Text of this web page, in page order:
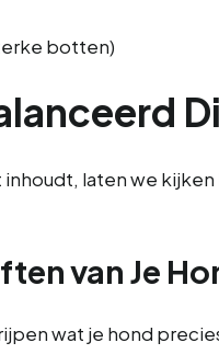
botten)
laten we
van Je
wat je hond